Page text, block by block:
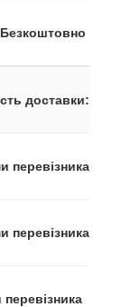
Безкоштовно
доставки:
перевізника
перевізника